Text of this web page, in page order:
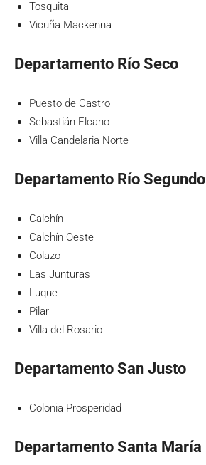
Tosquita
Vicuña Mackenna
Departamento Río Seco
Puesto de Castro
Sebastián Elcano
Villa Candelaria Norte
Departamento Río Segundo
Calchín
Calchín Oeste
Colazo
Las Junturas
Luque
Pilar
Villa del Rosario
Departamento San Justo
Colonia Prosperidad
Departamento Santa María